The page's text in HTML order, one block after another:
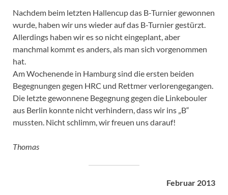
Nachdem beim letzten Hallencup das B-Turnier gewonnen
wurde, haben wir uns wieder auf das B-Turnier gestürzt.
Allerdings haben wir es so nicht eingeplant, aber
manchmal kommt es anders, als man sich vorgenommen
hat.
Am Wochenende in Hamburg sind die ersten beiden
Begegnungen gegen HRC und Rettmer verlorengegangen.
Die letzte gewonnene Begegnung gegen die Linkebouler
aus Berlin konnte nicht verhindern, dass wir ins „B“
mussten. Nicht schlimm, wir freuen uns darauf!
Thomas
Februar 2013